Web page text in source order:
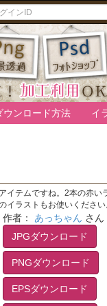
ウンロード方法 イ
イテムですね。2本の赤い
ラストもお使いください
作者： あっちゃん さん
JPGダウンロード
PNGダウンロード
EPSダウンロード